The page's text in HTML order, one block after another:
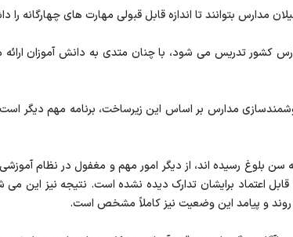
مدارس بتوانند تا اندازه قابل قبولی مهارت های چهارگانه را
کشور تدریس می شود، با چنان متدی به دانش آموزان
مدارس بر اساس این زیرساخت، برنامه مهم دیگر است
سن بلوغ رسیده اند، از دیگر امور مهم و مغفول در نظام
اعتماد برایشان تدارک دیده نشده است. نتیجه نیز این
روند و پیامد این وضعیت نیز کاملاً مشخص است.